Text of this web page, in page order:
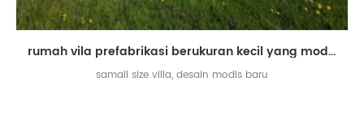
rumah vila prefabrikasi berukuran kecil yang modis
samall size villa, desain modis baru